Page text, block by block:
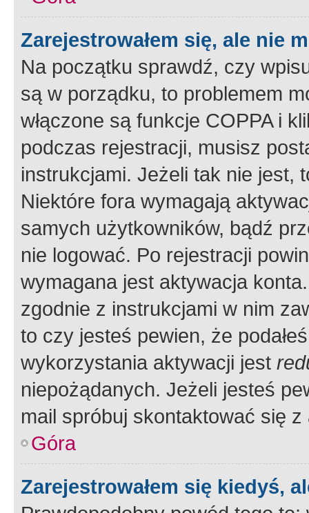
Zarejestrowałem się, ale nie
Na początku sprawdź, czy
są w porządku, to problemem
włączone są funkcje COPPA i
podczas rejestracji, musisz
instrukcjami. Jeżeli tak nie jest,
Niektóre fora wymagają
samych użytkowników, bądź
nie logować. Po rejestracji
wymagana jest aktywacja
zgodnie z instrukcjami w nim
to czy jesteś pewien, że
wykorzystania aktywacji jest
niepożądanych. Jeżeli jesteś
mail spróbuj skontaktować się
Góra
Zarejestrowałem się kiedyś,